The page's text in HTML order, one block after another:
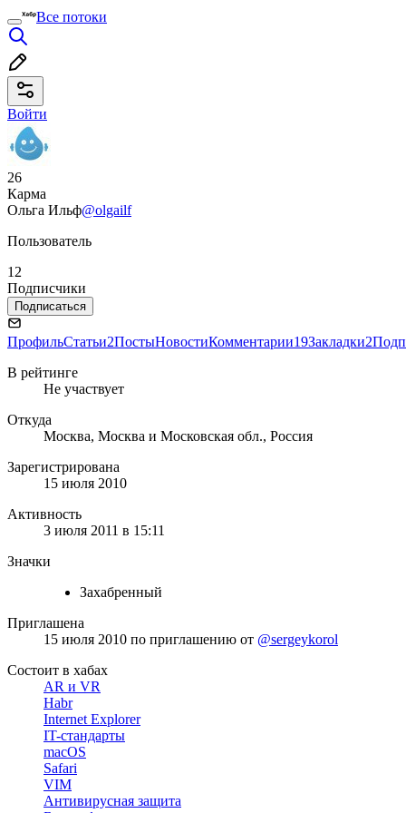
Все потоки
Войти
26
Карма
Ольга Ильф@olgailf
Пользователь
12
Подписчики
Подписаться
ПрофильСтатьи2ПостыНовостиКомментарии19Закладки2
В рейтинге
Не участвует
Откуда
Москва, Москва и Московская обл., Россия
Зарегистрирована
15 июля 2010
Активность
3 июля 2011 в 15:11
Значки
Захабренный
Приглашена
15 июля 2010 по приглашению от @sergeykorol
Состоит в хабах
AR и VR
Habr
Internet Explorer
IT-стандарты
macOS
Safari
VIM
Антивирусная защита